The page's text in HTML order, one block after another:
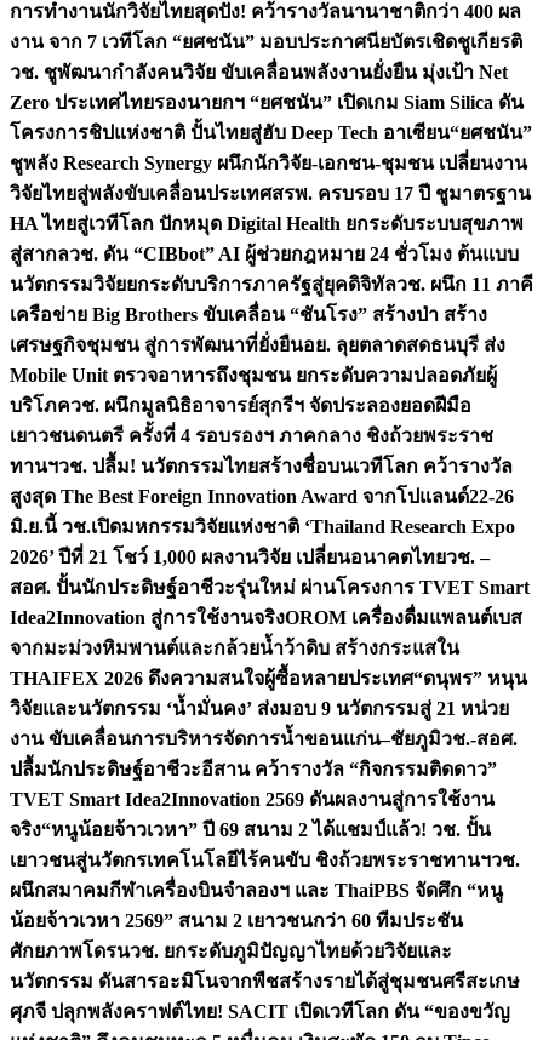
การทำงานนักวิจัยไทยสุดปัง! คว้ารางวัลนานาชาติกว่า 400 ผล
งาน จาก 7 เวทีโลก “ยศชนัน” มอบประกาศนียบัตรเชิดชูเกียรติ
วช. ชูพัฒนากำลังคนวิจัย ขับเคลื่อนพลังงานยั่งยืน มุ่งเป้า Net
Zero ประเทศไทยรองนายกฯ “ยศชนัน” เปิดเกม Siam Silica ดัน
โครงการชิปแห่งชาติ ปั้นไทยสู่ฮับ Deep Tech อาเซียน“ยศชนัน”
ชูพลัง Research Synergy ผนึกนักวิจัย-เอกชน-ชุมชน เปลี่ยนงาน
วิจัยไทยสู่พลังขับเคลื่อนประเทศสรพ. ครบรอบ 17 ปี ชูมาตรฐาน
HA ไทยสู่เวทีโลก ปักหมุด Digital Health ยกระดับระบบสุขภาพ
สู่สากลวช. ดัน “CIBbot” AI ผู้ช่วยกฎหมาย 24 ชั่วโมง ต้นแบบ
นวัตกรรมวิจัยยกระดับบริการภาครัฐสู่ยุคดิจิทัลวช. ผนึก 11 ภาคี
เครือข่าย Big Brothers ขับเคลื่อน “ชันโรง” สร้างป่า สร้าง
เศรษฐกิจชุมชน สู่การพัฒนาที่ยั่งยืนอย. ลุยตลาดสดธนบุรี ส่ง
Mobile Unit ตรวจอาหารถึงชุมชน ยกระดับความปลอดภัยผู้
บริโภควช. ผนึกมูลนิธิอาจารย์สุกรีฯ จัดประลองยอดฝีมือ
เยาวชนดนตรี ครั้งที่ 4 รอบรองฯ ภาคกลาง ชิงถ้วยพระราช
ทานฯวช. ปลื้ม! นวัตกรรมไทยสร้างชื่อบนเวทีโลก คว้ารางวัล
สูงสุด The Best Foreign Innovation Award จากโปแลนด์22-26
มิ.ย.นี้ วช.เปิดมหกรรมวิจัยแห่งชาติ ‘Thailand Research Expo
2026’ ปีที่ 21 โชว์ 1,000 ผลงานวิจัย เปลี่ยนอนาคตไทยวช. –
สอศ. ปั้นนักประดิษฐ์อาชีวะรุ่นใหม่ ผ่านโครงการ TVET Smart
Idea2Innovation สู่การใช้งานจริงOROM เครื่องดื่มแพลนต์เบส
จากมะม่วงหิมพานต์และกล้วยน้ำว้าดิบ สร้างกระแสใน
THAIFEX 2026 ดึงความสนใจผู้ซื้อหลายประเทศ“ดนุพร” หนุน
วิจัยและนวัตกรรม ‘น้ำมั่นคง’ ส่งมอบ 9 นวัตกรรมสู่ 21 หน่วย
งาน ขับเคลื่อนการบริหารจัดการน้ำขอนแก่น–ชัยภูมิวช.-สอศ.
ปลื้มนักประดิษฐ์อาชีวะอีสาน คว้ารางวัล “กิจกรรมติดดาว”
TVET Smart Idea2Innovation 2569 ดันผลงานสู่การใช้งาน
จริง“หนูน้อยจ้าวเวหา” ปี 69 สนาม 2 ได้แชมป์แล้ว! วช. ปั้น
เยาวชนสู่นวัตกรเทคโนโลยีไร้คนขับ ชิงถ้วยพระราชทานฯวช.
ผนึกสมาคมกีฬาเครื่องบินจำลองฯ และ ThaiPBS จัดศึก “หนู
น้อยจ้าวเวหา 2569” สนาม 2 เยาวชนกว่า 60 ทีมประชัน
ศักยภาพโดรนวช. ยกระดับภูมิปัญญาไทยด้วยวิจัยและ
นวัตกรรม ดันสารอะมิโนจากพืชสร้างรายได้สู่ชุมชนศรีสะเกษ
ศุภจี ปลุกพลังคราฟต์ไทย! SACIT เปิดเวทีโลก ดัน “ของขวัญ